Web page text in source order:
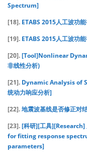
Spectrum]
[18]. ETABS 2015人工波功
[19]. ETABS 2015人工波功
[20].[Tool]Nonlinear
非线性分析)
[21]. Dynamic Analysis of
统动力响应分析]
[22].地震波基线是否修正对
[23].[科研][工具][Research]
for fitting response
parameters]